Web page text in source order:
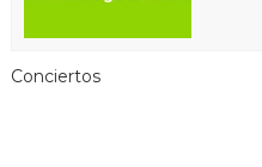
Conciertos